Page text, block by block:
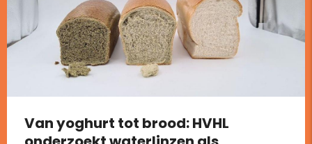
Van yoghurt tot brood: HVHL